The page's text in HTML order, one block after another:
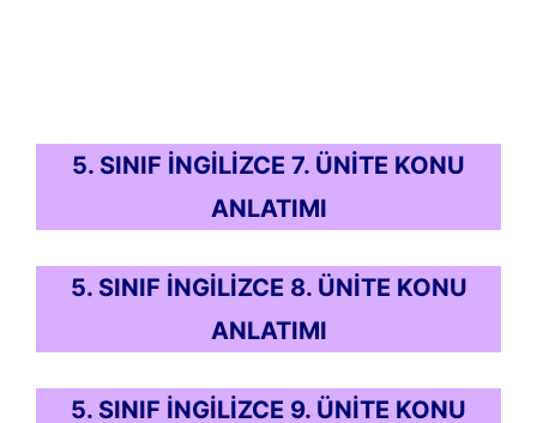
5. SINIF İNGİLİZCE 7. ÜNİTE KONU
ANLATIMI
5. SINIF İNGİLİZCE 8. ÜNİTE KONU
ANLATIMI
5. SINIF İNGİLİZCE 9. ÜNİTE KONU